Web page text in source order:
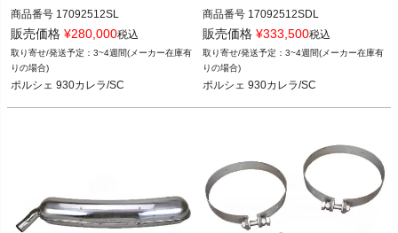
商品番号 17092512SL
12FVD：170 925 12S L
ポルシェ 930カレラ/SC 74-89
販売価格 ¥280,000税込
3~4週間(メーカー在庫有
りの場合)
ポルシェ 930カレラ/SC
商品番号 17092512SDL
12FVD：170 925 12S DL
ポルシェ 930カレラ/SC 74-89
販売価格 ¥333,500税込
3~4週間(メーカー在庫有
りの場合)
ポルシェ 930カレラ/SC